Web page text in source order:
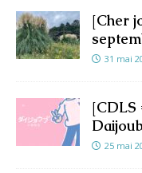
[Cher
31 mai
[CDLS
25 mai